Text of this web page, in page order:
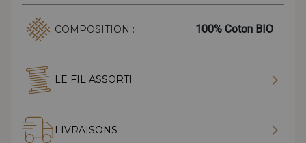
COMPOSITION : 100% Coton BIO
LE FIL ASSORTI
LIVRAISONS